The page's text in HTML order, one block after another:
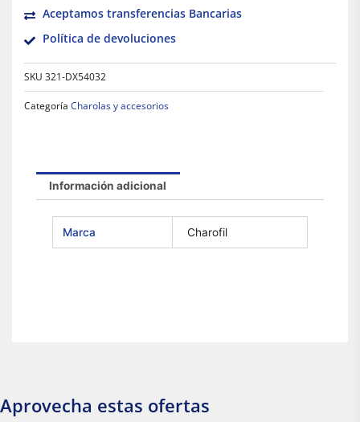
Aceptamos transferencias Bancarias
Política de devoluciones
SKU 321-DX54032
Categoría Charolas y accesorios
Información adicional
Marca Charofil
Aprovecha estas ofertas